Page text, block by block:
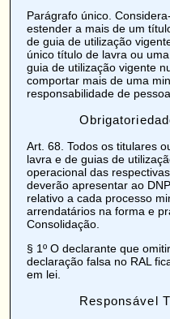
Parágrafo único.
estender a mais de um
de guia de utilização
único título de lavra ou
guia de utilização vigente
comportar mais de uma
responsabilidade de
Art. 68. Todos os titulares
lavra e de guias de
operacional das
deverão apresentar ao
relativo a cada processo
arrendatários na forma e
Consolidação.
§ 1º O declarante que
declaração falsa no RAL
em lei.
Responsável